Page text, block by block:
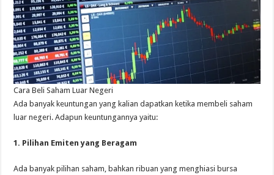
Cara Beli Saham Luar Negeri
Ada banyak keuntungan yang kalian dapatkan ketika membeli saham
luar negeri. Adapun keuntungannya yaitu:
1. Pilihan Emiten yang Beragam
Ada banyak pilihan saham, bahkan ribuan yang menghiasi bursa